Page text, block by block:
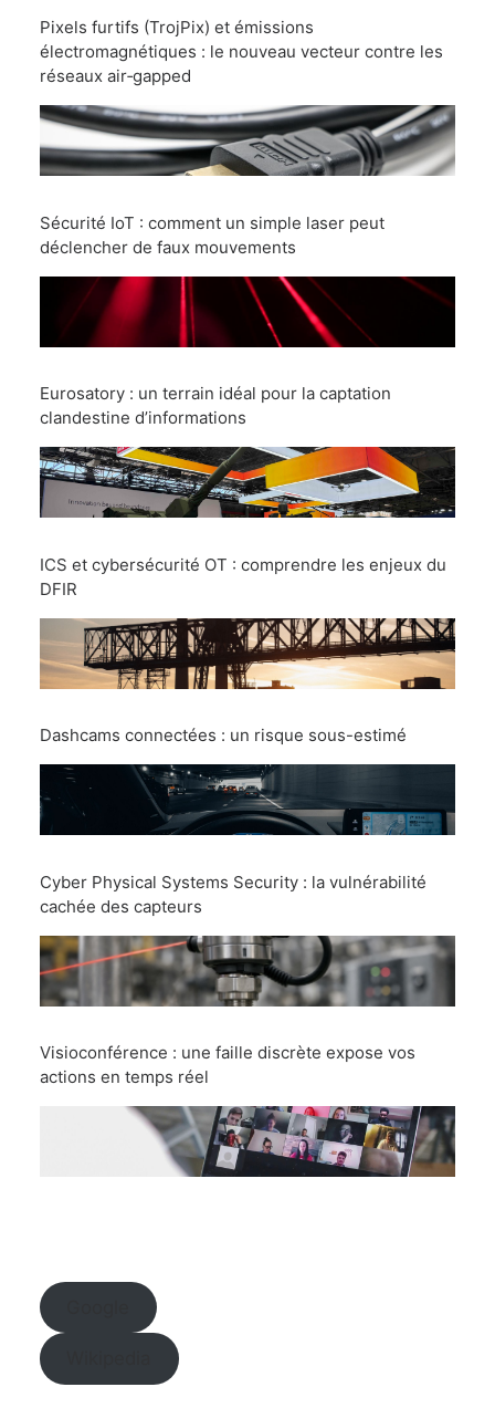
Pixels furtifs (TrojPix) et émissions
électromagnétiques : le nouveau vecteur contre les
réseaux air‑gapped
Sécurité IoT : comment un simple laser peut
déclencher de faux mouvements
Eurosatory : un terrain idéal pour la captation
clandestine d’informations
ICS et cybersécurité OT : comprendre les enjeux du
DFIR
Dashcams connectées : un risque sous-estimé
Cyber Physical Systems Security : la vulnérabilité
cachée des capteurs
Visioconférence : une faille discrète expose vos
actions en temps réel